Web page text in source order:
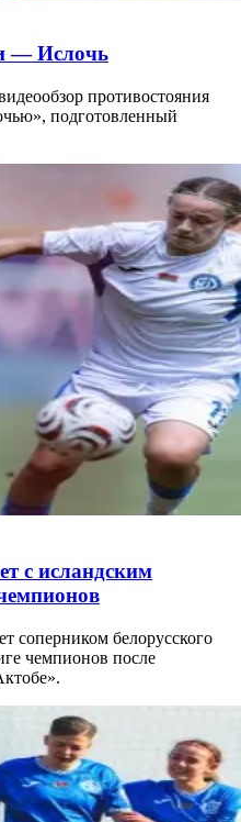
— Ислочь
противостояния
подготовленный
с исландским
соперником белорусского
чемпионов после